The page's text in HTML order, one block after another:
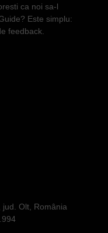
ca noi sa-l
Este simplu:
feedback.
jud. Olt, România